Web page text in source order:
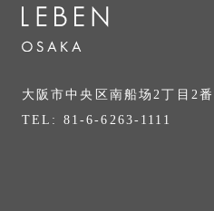
大阪市中央区南船场2丁目2
TEL: 81-6-6263-1111